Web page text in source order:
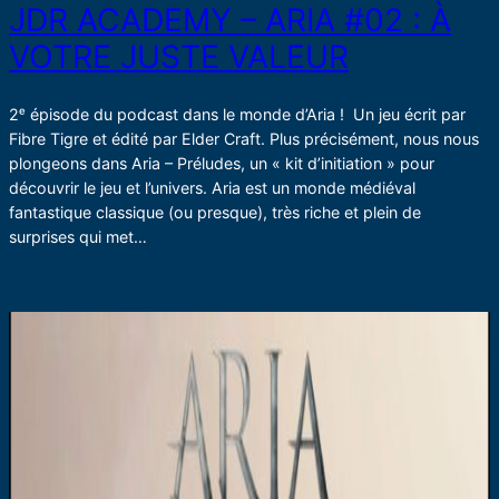
JDR ACADEMY – ARIA #02 : À
VOTRE JUSTE VALEUR
2ᵉ épisode du podcast dans le monde d’Aria ! Un jeu écrit par
Fibre Tigre et édité par Elder Craft. Plus précisément, nous nous
plongeons dans Aria – Préludes, un « kit d’initiation » pour
découvrir le jeu et l’univers. Aria est un monde médiéval
fantastique classique (ou presque), très riche et plein de
surprises qui met…